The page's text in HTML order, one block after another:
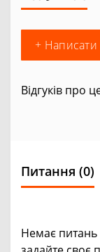
+ Написати
Відгуків про
Питання (0)
Немає питань